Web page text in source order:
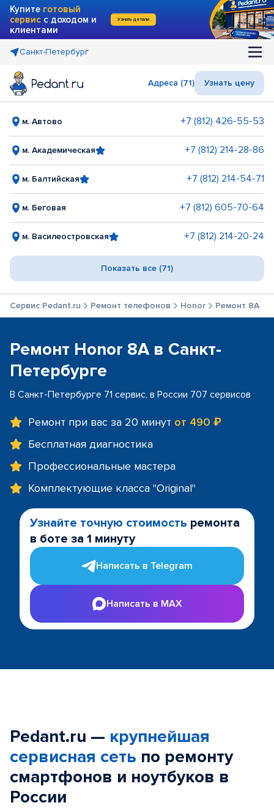
Купите готовый
сервис с доходом и
клиентами
Узнать детали
Санкт-Петербург
Адреса (71) Узнать цену
м. Автово +7 (812) 426-55-53
м. Академическая +7 (812) 214-28-86
м. Балтийская +7 (812) 214-54-71
м. Беговая +7 (812) 605-70-64
м. Василеостровская +7 (812) 214-20-24
Показать все (71)
Сервис Pedant.ru Ремонт телефонов Honor Ремонт 8A
Ремонт Honor 8A в Санкт-
Петербурге
В Санкт-Петербурге 71 сервис, в России 707 сервисов
Ремонт при вас за 20 минут от 490 ₽
Бесплатная диагностика
Профессиональные мастера
Комплектующие класса "Original"
Узнайте точную стоимость ремонта
в боте за 1 минуту
Написать в Telegram
Написать в MAX
Pedant.ru — крупнейшая
сервисная сеть по ремонту
смартфонов и ноутбуков в
России